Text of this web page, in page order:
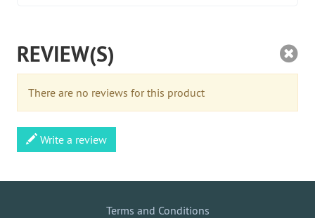
REVIEW(S)
There are no reviews for this product
Write a review
Terms and Conditions